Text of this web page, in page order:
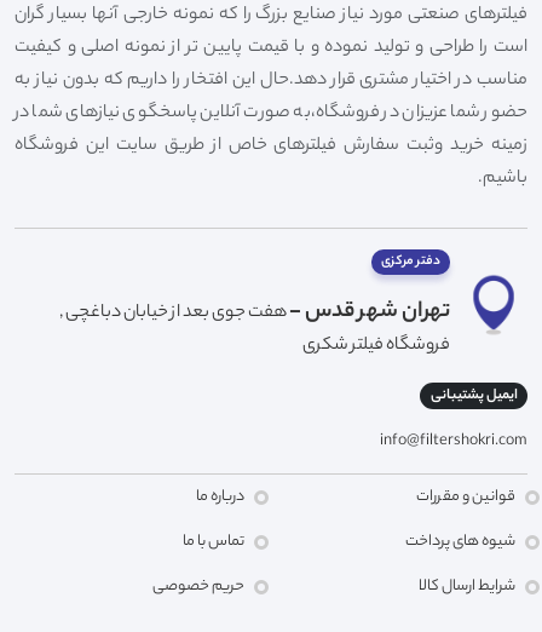
فیلترهای صنعتی مورد نیاز صنایع بزرگ را که نمونه خارجی آنها بسیار گران
است را طراحی و تولید نموده و با قیمت پایین تر از نمونه اصلی و کیفیت
مناسب در اختیار مشتری قرار دهد.حال این افتخار را داریم که بدون نیاز به
حضور شما عزیزان در فروشگاه،به صورت آنلاین پاسخگوی نیازهای شما در
زمینه خرید وثبت سفارش فیلترهای خاص از طریق سایت این فروشگاه
باشیم.
دفتر مرکزی
تهران شهر قدس -هفت جوی بعد از خیابان دباغچی ,
فروشگاه فیلتر شکری
ایمیل پشتیبانی
info@filtershokri.com
قوانین و مقررات
شیوه های پرداخت
شرایط ارسال کالا
درباره ما
تماس با ما
حریم خصوصی